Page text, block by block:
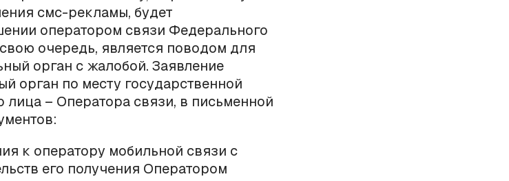
смс-рекламы, будет
оператором связи Федерального
очередь, является поводом для
орган с жалобой. Заявление
орган по месту государственной
лица – Оператора связи, в письменной
к оператору мобильной связи с
его получения Оператором